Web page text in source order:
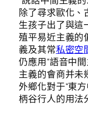
除了尋求歐化、
生孩子出了與這
殖平易近主義的
義及其常私密空
仍應用“語音中
主義的會商并未
外鄉化對于“東
柄谷行人的用法